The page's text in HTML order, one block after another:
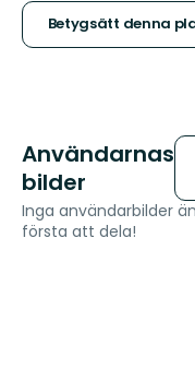
stjärnor
Betygsätt denna
Användarnas
bilder
Inga användarbilder
första att dela!